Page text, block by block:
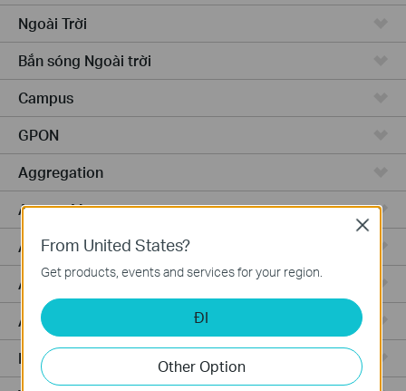
Ngoài Trời
Bắn sóng Ngoài trời
Campus
GPON
Aggregation
Access Max
Access Pro
Access
Access Plus
Router Có Dây
From United States?
Get products, events and services for your region.
ĐI
Other Option
Close